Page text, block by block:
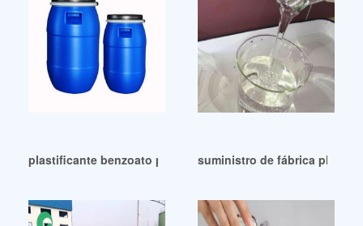
plastificante benzoato plastificante benzoato nicaragua
suministro de fábrica